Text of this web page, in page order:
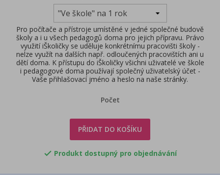
Pro počítače a přístroje umístěné v jedné společné budově
školy a i u všech pedagogů doma pro jejich přípravu. Právo
využití iŠkoličky se uděluje konkrétnímu pracovišti školy -
nelze využít na dalších např. odloučených pracovištích ani u
dětí doma. K přístupu do iŠkoličky všichni uživatelé ve škole
i pedagogové doma používají společný uživatelský účet -
Vaše přihlašovací jméno a heslo na naše stránky.
Počet
PŘIDAT DO KOŠÍKU
 Produkt dostupný pro objednávání